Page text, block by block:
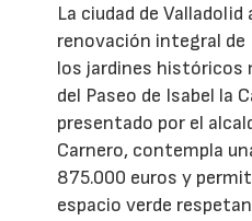
La ciudad de
renovación integral de
los jardines históricos
del Paseo de Isabel la
presentado por el
Carnero, contempla
875.000 euros y
espacio verde